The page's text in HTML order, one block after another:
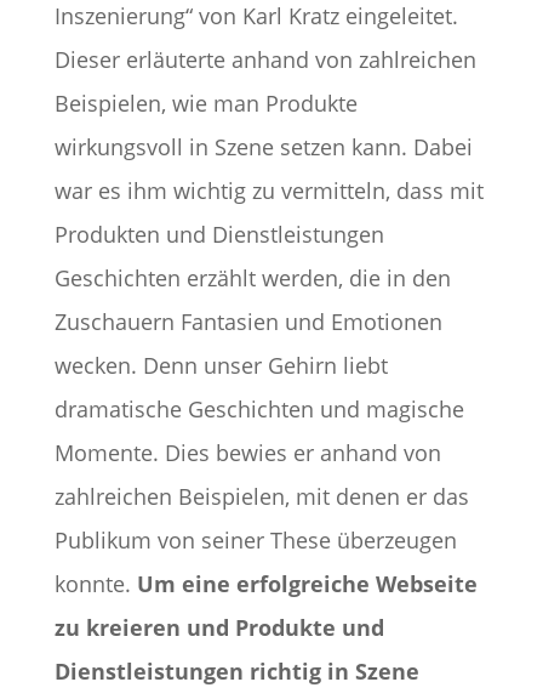
Inszenierung“ von Karl Kratz eingeleitet.
Dieser erläuterte anhand von zahlreichen
Beispielen, wie man Produkte
wirkungsvoll in Szene setzen kann. Dabei
war es ihm wichtig zu vermitteln, dass mit
Produkten und Dienstleistungen
Geschichten erzählt werden, die in den
Zuschauern Fantasien und Emotionen
wecken. Denn unser Gehirn liebt
dramatische Geschichten und magische
Momente. Dies bewies er anhand von
zahlreichen Beispielen, mit denen er das
Publikum von seiner These überzeugen
konnte. Um eine erfolgreiche Webseite
zu kreieren und Produkte und
Dienstleistungen richtig in Szene